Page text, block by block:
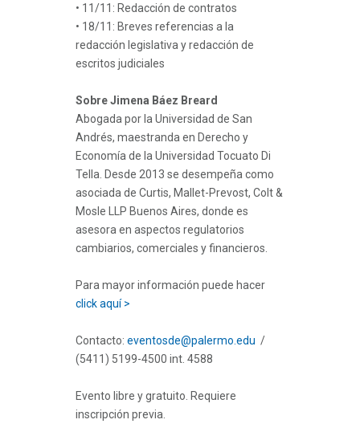
• 11/11: Redacción de contratos
• 18/11: Breves referencias a la
redacción legislativa y redacción de
escritos judiciales
Sobre Jimena Báez Breard
Abogada por la Universidad de San
Andrés, maestranda en Derecho y
Economía de la Universidad Tocuato Di
Tella. Desde 2013 se desempeña como
asociada de Curtis, Mallet-Prevost, Colt &
Mosle LLP Buenos Aires, donde es
asesora en aspectos regulatorios
cambiarios, comerciales y financieros.
Para mayor información puede hacer
click aquí >
Contacto: eventosde@palermo.edu /
(5411) 5199-4500 int. 4588
Evento libre y gratuito. Requiere
inscripción previa.